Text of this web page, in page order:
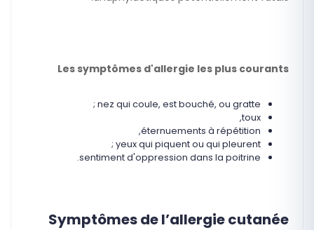
Les symptômes d'allergie les plus courants
nez qui coule, est bouché, ou gratte ;
toux,
éternuements à répétition,
yeux qui piquent ou qui pleurent ;
sentiment d'oppression dans la poitrine.
Symptômes de l’allergie cutanée